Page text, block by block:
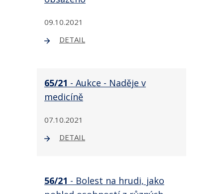
09.10.2021
DETAIL
65/21 - Aukce - Naděje v
medicíně
07.10.2021
DETAIL
56/21 - Bolest na hrudi, jako